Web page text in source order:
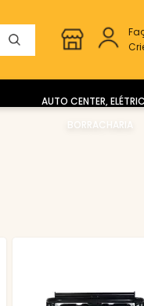
AUTO CENTER,
BORRACHARIA